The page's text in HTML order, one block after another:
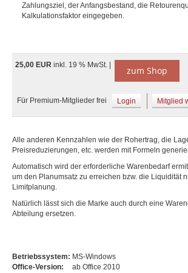
Zahlungsziel, der Anfangsbestand, die
Kalkulationsfaktor eingegeben.
25,00 EUR inkl. 19 % MwSt. | zum Shop
Für Premium-Mitglieder frei Login Mitglied
Alle anderen Kennzahlen wie der Rohertrag, die
Preisreduzierungen, etc. werden mit Formeln
Automatisch wird der erforderliche Warenbedarf
um den Planumsatz zu erreichen bzw. die Liquidität
Limitplanung.
Natürlich lässt sich die Marke auch durch eine
Abteilung ersetzen.
Betriebssystem: MS-Windows
Office-Version:
ab Office 2010